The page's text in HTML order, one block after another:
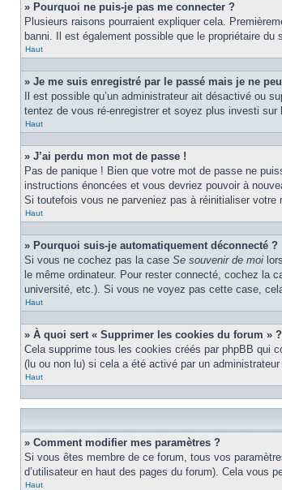
» Pourquoi ne puis-je pas me connecter ?
Plusieurs raisons pourraient expliquer cela.
banni. Il est également possible que le propriétaire
Haut
» Je me suis enregistré par le passé mais je ne
Il est possible qu’un administrateur ait désactivé ou
tentez de vous ré-enregistrer et soyez plus investi sur
Haut
» J’ai perdu mon mot de passe !
Pas de panique ! Bien que votre mot de passe ne
instructions énoncées et vous devriez pouvoir à
Si toutefois vous ne parveniez pas à réinitialiser
Haut
» Pourquoi suis-je automatiquement déconnecté ?
Si vous ne cochez pas la case Se souvenir de moi
le même ordinateur. Pour rester connecté, cochez la
université, etc.). Si vous ne voyez pas cette case,
Haut
» À quoi sert « Supprimer les cookies du forum » ?
Cela supprime tous les cookies créés par phpBB qui
(lu ou non lu) si cela a été activé par un
Haut
» Comment modifier mes paramètres ?
Si vous êtes membre de ce forum, tous vos
d’utilisateur en haut des pages du forum). Cela vous
Haut